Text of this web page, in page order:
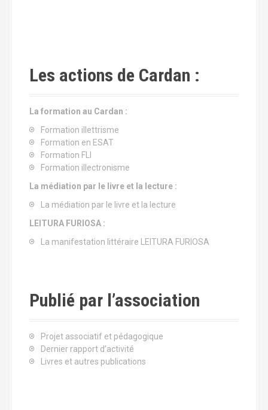
Les actions de Cardan :
La formation au Cardan :
Formation illettrisme
Formation en ESAT
Formation FLI
Formation illectronisme
La médiation par le livre et la lecture :
La médiation par le livre et la lecture
LEITURA FURIOSA :
La manifestation littéraire LEITURA FURIOSA
Publié par l’association
Projet associatif et pédagogique
Dernier rapport d’activité
Livres et autres publications